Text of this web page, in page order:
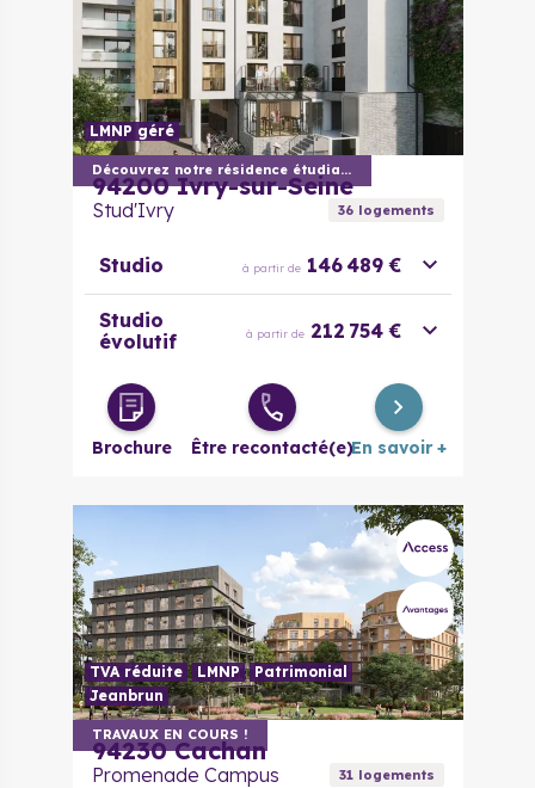
Découvrez notre résidence étudiante
LMNP géré
94200 Ivry-sur-Seine
Stud'Ivry 36logements
Studio à partir de 146 489 €
Studio
évolutif
à partir de 212 754 €
Brochure Être recontacté(e)En savoir +
TRAVAUX EN COURS !
TVA réduite LMNP
Patrimonial
Jeanbrun
94230 Cachan
Promenade Campus 31logements